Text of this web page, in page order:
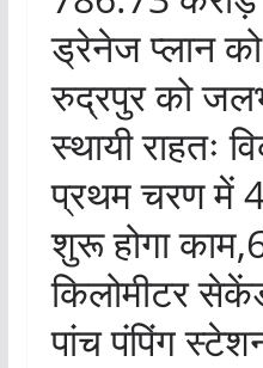
ड्रेनेज प्लान
रुद्रपुर को
स्थायी राहतः
प्रथम चरण में
शुरू होगा
किलोमीटर
पांच पंपिंग